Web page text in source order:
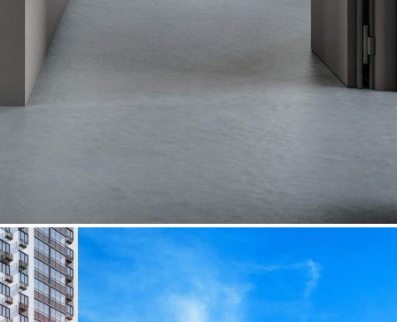
Дата размещения
26.01.2023
Люберцы
Адрес
Проектируемый проезд, д.4037
Расположено
Не указано
Размер площади (м2)
3.9
Цена за помещение
300 300 руб.
О помещении